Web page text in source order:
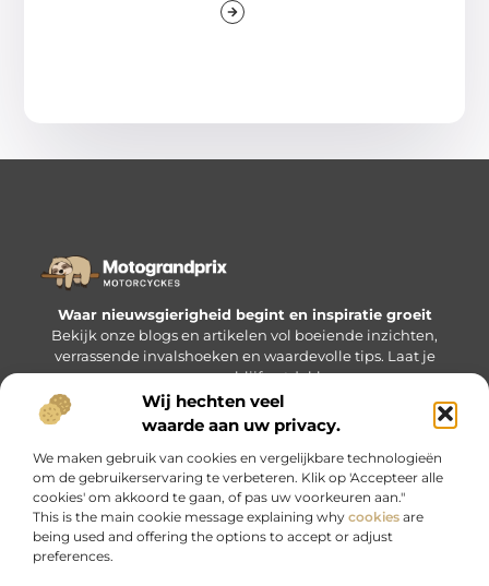
Wij hechten veel
waarde aan uw privacy.
We maken gebruik van cookies en vergelijkbare technologieën
om de gebruikerservaring te verbeteren. Klik op 'Accepteer alle
cookies' om akkoord te gaan, of pas uw voorkeuren aan."
This is the main cookie message explaining why cookies are
being used and offering the options to accept or adjust
preferences.
Waar nieuwsgierigheid begint en inspiratie groeit
Bekijk onze blogs en artikelen vol boeiende inzichten,
verrassende invalshoeken en waardevolle tips. Laat je
verrassen en blijf ontdekken.
Bericht categorie
Onze informatie